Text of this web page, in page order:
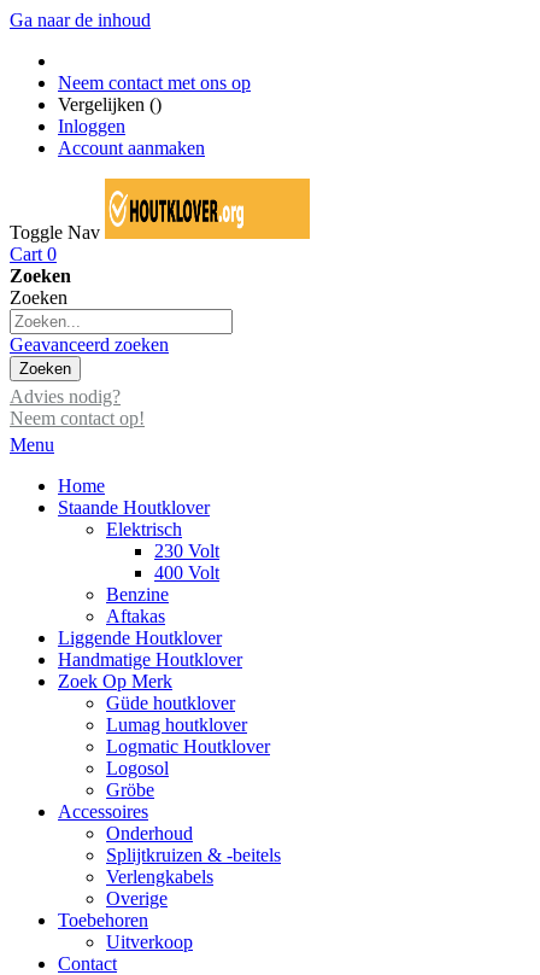
Ga naar de inhoud
Neem contact met ons op
Vergelijken ()
Inloggen
Account aanmaken
Toggle Nav
Cart 0
Zoeken
Zoeken
Geavanceerd zoeken
Zoeken
Advies nodig?
Neem contact op!
Menu
Home
Staande Houtklover
Elektrisch
230 Volt
400 Volt
Benzine
Aftakas
Liggende Houtklover
Handmatige Houtklover
Zoek Op Merk
Güde houtklover
Lumag houtklover
Logmatic Houtklover
Logosol
Gröbe
Accessoires
Onderhoud
Splijtkruizen & -beitels
Verlengkabels
Overige
Toebehoren
Uitverkoop
Contact